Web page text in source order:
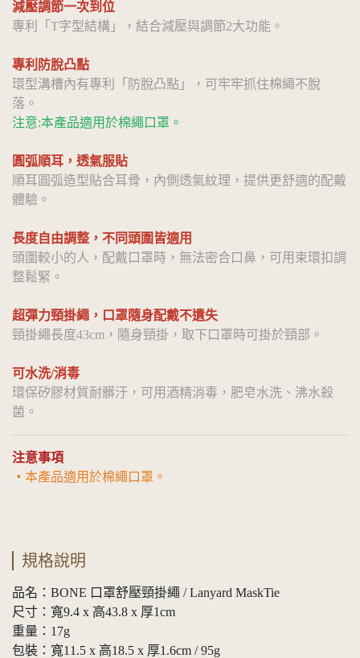
減壓調節一次到位
專利「T字型結構」，結合減壓與調節2大功能。
專利防脫凸點
環型溝槽內有專利「防脫凸點」，可牢牢抓住棉繩不脫
落。
注意:本產品適用於棉繩口罩。
圓弧順耳，透氣服貼
順耳圓弧造型貼合耳骨，內側透氣紋理，提供更舒適的配戴
體驗。
長度自由調整，不同頭圍皆適用
頭圍較小的人，配戴口罩時，無法密合口鼻，可用束環扣調
整鬆緊。
超彈力頸掛繩，口罩隨身配戴不遺失
頸掛繩長度43cm，隨身頸掛，取下口罩時可掛於頸部。
可水洗/消毒
環保矽膠材質耐髒汙，可用酒精消毒，肥皂水洗、沸水殺
菌。
注意事項
・ 本產品適用於棉繩口罩。
規格說明
品名：BONE 口罩舒壓頸掛繩 / Lanyard MaskTie
尺寸：寬9.4 x 高43.8 x 厚1cm
重量：17g
包裝：寬11.5 x 高18.5 x 厚1.6cm / 95g